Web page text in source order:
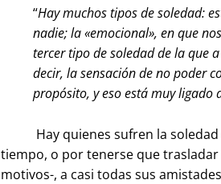
“Hay muchos tipos de soledad:
nadie; la «emocional», en que
tercer tipo de soledad de la que
decir, la sensación de no poder
propósito, y eso está muy ligado
Hay quienes sufren la soledad
tiempo, o por tenerse que
motivos-, a casi todas sus